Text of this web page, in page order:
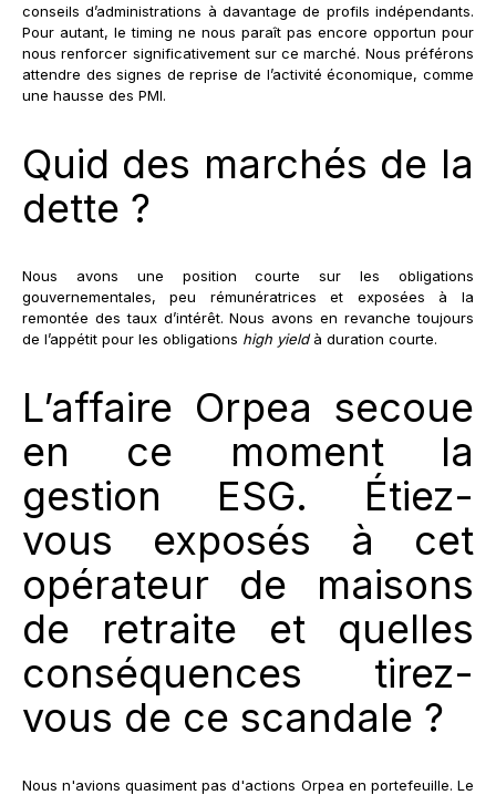
conseils d’administrations à davantage de profils indépendants.
Pour autant, le timing ne nous paraît pas encore opportun pour
nous renforcer significativement sur ce marché. Nous préférons
attendre des signes de reprise de l’activité économique, comme
une hausse des PMI.
Quid des marchés de la
dette ?
Nous avons une position courte sur les obligations
gouvernementales, peu rémunératrices et exposées à la
remontée des taux d’intérêt. Nous avons en revanche toujours
de l’appétit pour les obligations high yieldà duration courte.
L’affaire Orpea secoue
en ce moment la
gestion ESG. Étiez-
vous exposés à cet
opérateur de maisons
de retraite et quelles
conséquences tirez-
vous de ce scandale ?
Nous n'avions quasiment pas d'actions Orpea en portefeuille. Le